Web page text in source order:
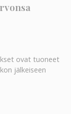
ovat tuoneet
jälkeiseen